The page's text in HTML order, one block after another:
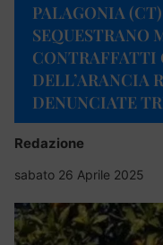
PALAGONIA
SEQUESTRANO
CONTRAFFATTI
DELL’ARANCIA
DENUNCIATE
Redazione
sabato 26 Aprile 2025